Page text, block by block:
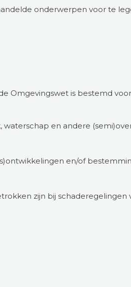
onderwerpen voor te
Omgevingswet is bestemd
en andere
en/of
zijn bij schaderegelingen